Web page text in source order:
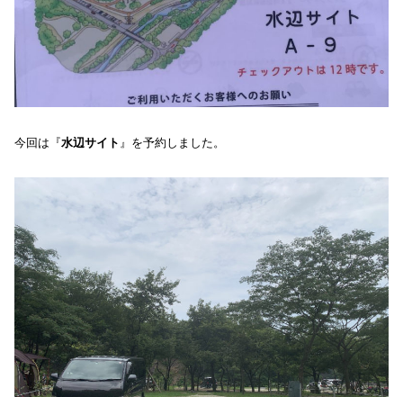
今回は『水辺サイト 』を予約しました。